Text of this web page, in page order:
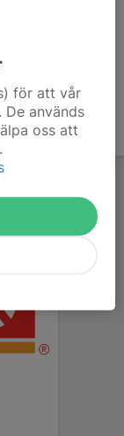
för att vår
används
oss att